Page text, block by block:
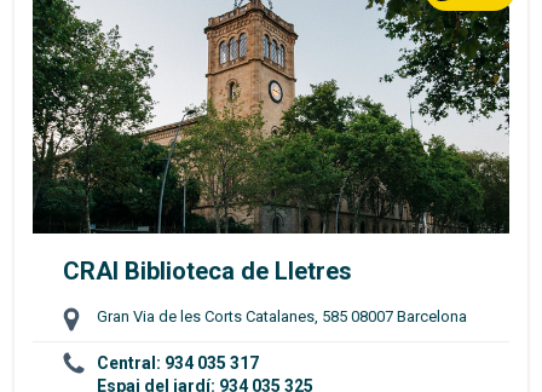
CRAI Biblioteca de Lletres
Gran Via de les Corts Catalanes, 585 08007 Barcelona
Central: 934 035 317
Espai del jardí: 934 035 325